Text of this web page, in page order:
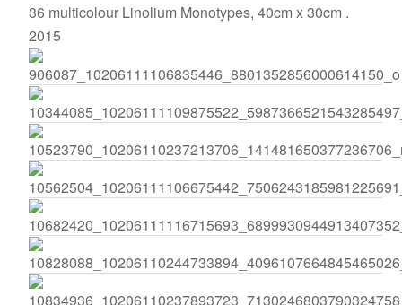
36 multicolour Linolium Monotypes, 40cm x 30cm .
2015